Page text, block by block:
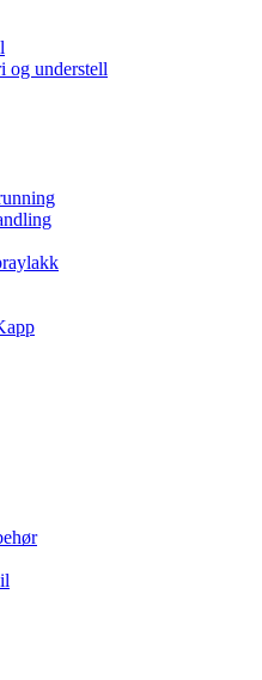
og understell